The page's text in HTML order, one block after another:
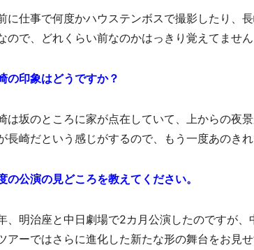
に仕事で何度かハウステンボスで撮影したり、
ので、どれくらい前なのかはっきり覚えてません
の印象はどうですか？
は坂のところに家が点在していて、上からの夜
長崎だという感じがするので、もう一度あのき
の公演の見どころを教えてください。
、明治座と中日劇場で2カ月公演したのですが、
アーではさらに進化した新たな形の舞台をお見